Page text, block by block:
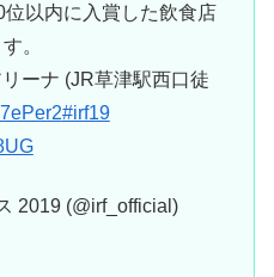
以内に入賞した飲食店
。
ーナ (JR草津駅西口徒
#irf19
2019 (@irf_official)